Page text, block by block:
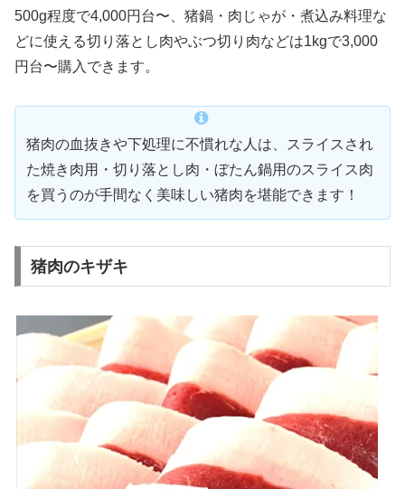
500g程度で4,000円台〜、猪鍋・肉じゃが・煮込み料理な
どに使える切り落とし肉やぶつ切り肉などは1kgで3,000
円台〜購入できます。
猪肉の血抜きや下処理に不慣れな人は、スライスされ
た焼き肉用・切り落とし肉・ぼたん鍋用のスライス肉
を買うのが手間なく美味しい猪肉を堪能できます！
猪肉のキザキ